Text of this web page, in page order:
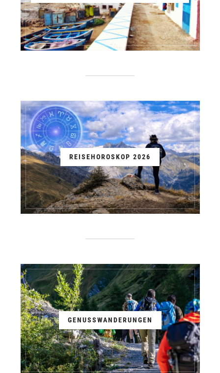
REISEHOROSKOP 2026
GENUSSWANDERUNGEN